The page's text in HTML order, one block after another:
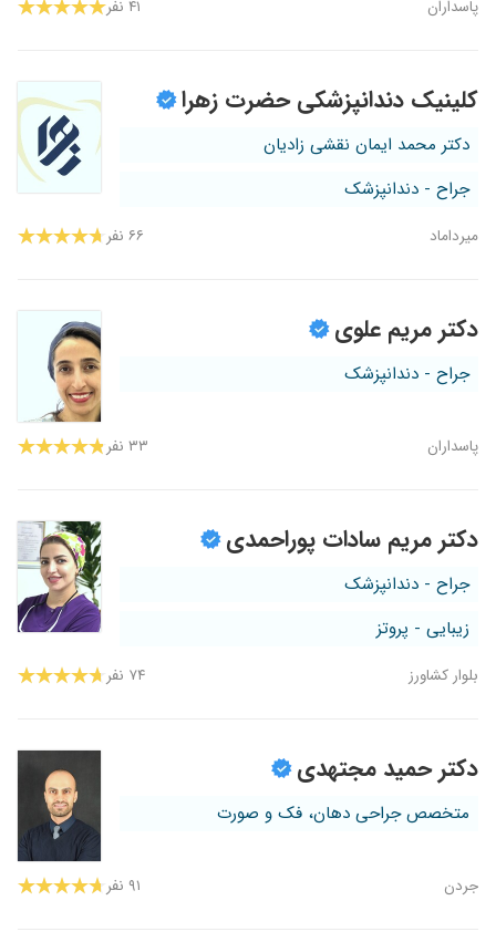
پاسداران ۴۱ نفر
کلینیک دندانپزشکی حضرت زهرا
دکتر محمد ایمان نقشی زادیان
جراح - دندانپزشک
میرداماد ۶۶ نفر
دکتر مریم علوی
جراح - دندانپزشک
پاسداران ۳۳ نفر
دکتر مریم سادات پوراحمدی
جراح - دندانپزشک
زیبایی - پروتز
بلوار کشاورز ۷۴ نفر
دکتر حمید مجتهدی
متخصص جراحی دهان، فک و صورت
جردن ۹۱ نفر